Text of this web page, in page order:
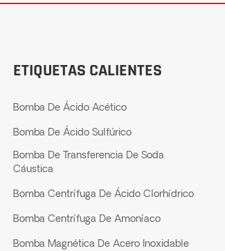
ETIQUETAS CALIENTES
Bomba De Ácido Acético
Bomba De Ácido Sulfúrico
Bomba De Transferencia De Soda
Cáustica
Bomba Centrífuga De Ácido Clorhídrico
Bomba Centrífuga De Amoníaco
Bomba Magnética De Acero Inoxidable